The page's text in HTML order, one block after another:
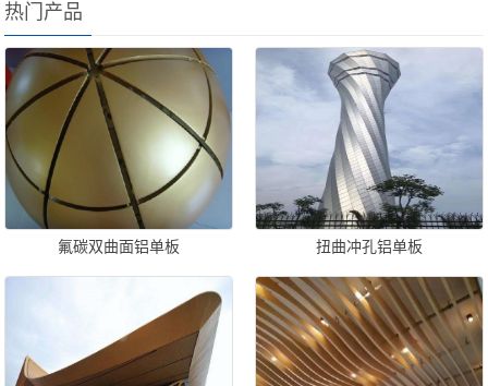
热门产品
氟碳双曲面铝单板 扭曲冲孔铝单板